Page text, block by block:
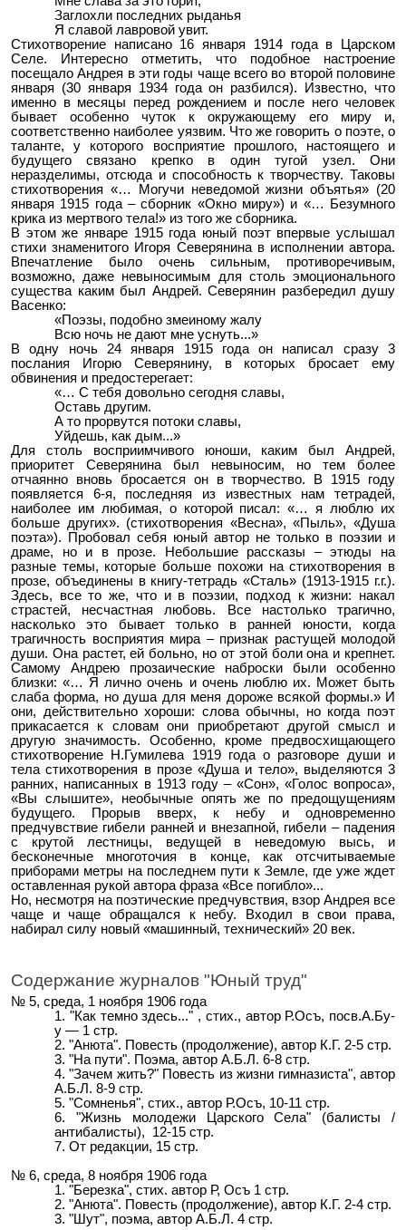
Заглохли последних рыданья
Я славой лавровой увит.
Стихотворение написано 16 января 1914 года в Царском
Селе. Интересно отметить, что подобное настроение
посещало Андрея в эти годы чаще всего во второй половине
января (30 января 1934 года он разбился). Известно, что
именно в месяцы перед рождением и после него человек
бывает особенно чуток к окружающему его миру и,
соответственно наиболее уязвим. Что же говорить о поэте, о
таланте, у которого восприятие прошлого, настоящего и
будущего связано крепко в один тугой узел. Они
неразделимы, отсюда и способность к творчеству. Таковы
стихотворения «… Могучи неведомой жизни объятья» (20
января 1915 года – сборник «Окно миру») и «… Безумного
крика из мертвого тела!» из того же сборника.
В этом же январе 1915 года юный поэт впервые услышал
стихи знаменитого Игоря Северянина в исполнении автора.
Впечатление было очень сильным, противоречивым,
возможно, даже невыносимым для столь эмоционального
существа каким был Андрей. Северянин разбередил душу
Васенко:
«Поэзы, подобно змеиному жалу
Всю ночь не дают мне уснуть...»
В одну ночь 24 января 1915 года он написал сразу 3
послания Игорю Северянину, в которых бросает ему
обвинения и предостерегает:
«… С тебя довольно сегодня славы,
Оставь другим.
А то прорвутся потоки славы,
Уйдешь, как дым...»
Для столь восприимчивого юноши, каким был Андрей,
приоритет Северянина был невыносим, но тем более
отчаянно вновь бросается он в творчество. В 1915 году
появляется 6-я, последняя из известных нам тетрадей,
наиболее им любимая, о которой писал: «… я люблю их
больше других». (стихотворения «Весна», «Пыль», «Душа
поэта»). Пробовал себя юный автор не только в поэзии и
драме, но и в прозе. Небольшие рассказы – этюды на
разные темы, которые больше похожи на стихотворения в
прозе, объединены в книгу-тетрадь «Сталь» (1913-1915 г.г.).
Здесь, все то же, что и в поэзии, подход к жизни: накал
страстей, несчастная любовь. Все настолько трагично,
насколько это бывает только в ранней юности, когда
трагичность восприятия мира – признак растущей молодой
души. Она растет, ей больно, но от этой боли она и крепнет.
Самому Андрею прозаические наброски были особенно
близки: «… Я лично очень и очень люблю их. Может быть
слаба форма, но душа для меня дороже всякой формы.» И
они, действительно хороши: слова обычны, но когда поэт
прикасается к словам они приобретают другой смысл и
другую значимость. Особенно, кроме предвосхищающего
стихотворение Н.Гумилева 1919 года о разговоре души и
тела стихотворения в прозе «Душа и тело», выделяются 3
ранних, написанных в 1913 году – «Сон», «Голос вопроса»,
«Вы слышите», необычные опять же по предощущениям
будущего. Прорыв вверх, к небу и одновременно
предчувствие гибели ранней и внезапной, гибели – падения
с крутой лестницы, ведущей в неведомую высь, и
бесконечные многоточия в конце, как отсчитываемые
приборами метры на последнем пути к Земле, где уже ждет
оставленная рукой автора фраза «Все погибло»...
Но, несмотря на поэтические предчувствия, взор Андрея все
чаще и чаще обращался к небу. Входил в свои права,
набирал силу новый «машинный, технический» 20 век.
Содержание журналов "Юный труд"
№ 5, среда, 1 ноября 1906 года
"Как темно здесь..." , стих., автор Р.Осъ, посв.А.Бу-
у — 1 стр.
"Анюта". Повесть (продолжение), автор К.Г. 2-5 стр.
"На пути". Поэма, автор А.Б.Л. 6-8 стр.
"Зачем жить?" Повесть из жизни гимназиста", автор
А.Б.Л. 8-9 стр.
"Сомненья", стих., автор Р.Осъ, 10-11 стр.
"Жизнь молодежи Царского Села" (балисты /
антибалисты), 12-15 стр.
От редакции, 15 стр.
№ 6, среда, 8 ноября 1906 года
"Березка", стих. автор Р, Осъ 1 стр.
"Анюта". Повесть (продолжение), автор К.Г. 2-4 стр.
"Шут", поэма, автор А.Б.Л. 4 стр.